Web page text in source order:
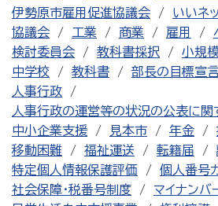
伊勢原市雇用促進協議会
いいネ
協議会
工業 商業 雇用
検討委員会
教科書採択
小規
中学校
教科書 部長の目標宣
人事行政
人事行政の運営等の状況の公表に関
中小企業支援
見本市 年金
移動困難
福祉運送 転籍届
特定個人情報保護評価
個人番号
社会保障・税番号制度
マイナンバ